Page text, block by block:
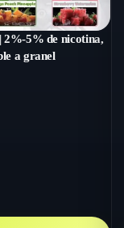
2%-5% de nicotina,
a granel